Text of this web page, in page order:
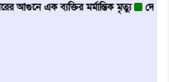
এক ব্যক্তির মর্মান্তিক মৃত্যু দেশজুড়ে